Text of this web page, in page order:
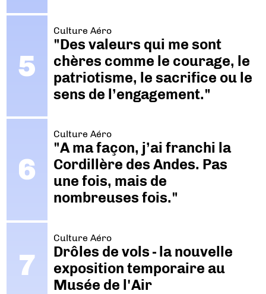
Culture Aéro
"Des valeurs qui me sont
chères comme le courage, le
patriotisme, le sacrifice ou le
sens de l’engagement."
Culture Aéro
"A ma façon, j’ai franchi la
Cordillère des Andes. Pas
une fois, mais de
nombreuses fois."
Culture Aéro
Drôles de vols - la nouvelle
exposition temporaire au
Musée de l'Air